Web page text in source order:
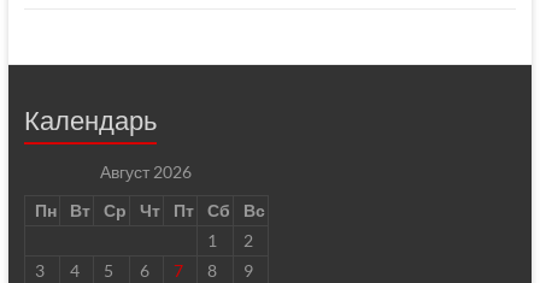
Календарь
Август 2026
Пн
Вт Ср Чт Пт Сб
Вс
1
2
3
4 5 6 7 8
9